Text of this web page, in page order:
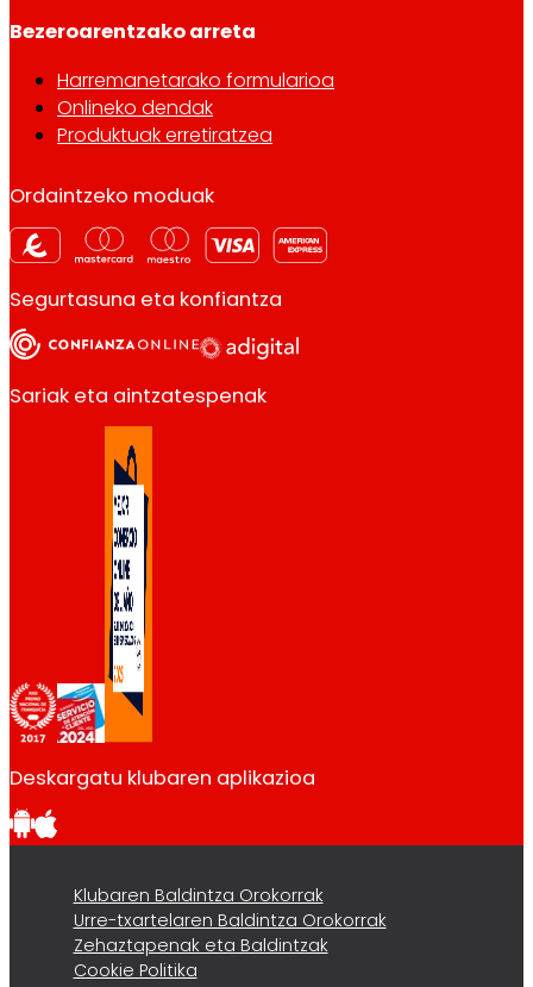
Bezeroarentzako arreta
Harremanetarako formularioa
Onlineko dendak
Produktuak erretiratzea
Ordaintzeko moduak
Segurtasuna eta konfiantza
Sariak eta aintzatespenak
Deskargatu klubaren aplikazioa
Klubaren Baldintza Orokorrak
Urre-txartelaren Baldintza Orokorrak
Zehaztapenak eta Baldintzak
Cookie Politika